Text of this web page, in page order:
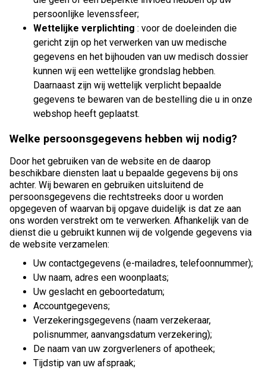
persoonlijke levenssfeer;
Wettelijke verplichting : voor de doeleinden die
gericht zijn op het verwerken van uw medische
gegevens en het bijhouden van uw medisch dossier
kunnen wij een wettelijke grondslag hebben.
Daarnaast zijn wij wettelijk verplicht bepaalde
gegevens te bewaren van de bestelling die u in onze
webshop heeft geplaatst.
Welke persoonsgegevens hebben wij nodig?
Door het gebruiken van de website en de daarop
beschikbare diensten laat u bepaalde gegevens bij ons
achter. Wij bewaren en gebruiken uitsluitend de
persoonsgegevens die rechtstreeks door u worden
opgegeven of waarvan bij opgave duidelijk is dat ze aan
ons worden verstrekt om te verwerken. Afhankelijk van de
dienst die u gebruikt kunnen wij de volgende gegevens via
de website verzamelen:
Uw contactgegevens (e-mailadres, telefoonnummer);
Uw naam, adres een woonplaats;
Uw geslacht en geboortedatum;
Accountgegevens;
Verzekeringsgegevens (naam verzekeraar,
polisnummer, aanvangsdatum verzekering);
De naam van uw zorgverleners of apotheek;
Tijdstip van uw afspraak;